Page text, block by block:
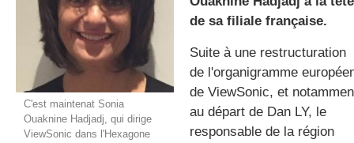
C'est maintenat Sonia
Ouaknine Hadjadj, qui dirige
ViewSonic dans l'Hexagone
de sa filiale française.
Suite à une restructuration
de l'organigramme
de ViewSonic, et
au départ de Dan LY, le
responsable de la région